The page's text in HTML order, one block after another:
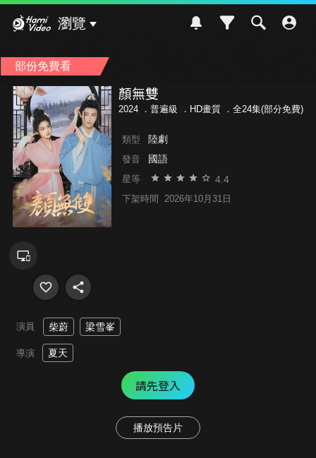
瀏覽
部份免費看
顏無雙
2024 ． 普遍級 ．HD畫質 ．全24集(部分免費)
類型 陸劇
發音 國語
星等 4.4
下架時間 2026年10月31日
演員 柴蔚 梁雪峯
導演 夏天
請先登入
播放預告片